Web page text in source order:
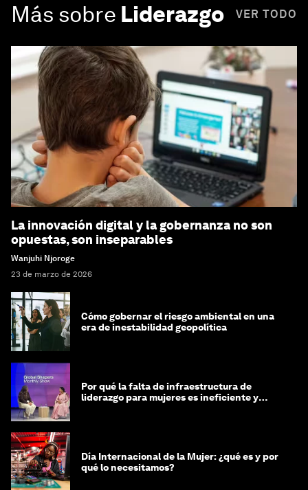
Más sobre Liderazgo VER TODO
La innovación digital y la gobernanza no son
opuestas, son inseparables
Wanjuhi Njoroge
23 de marzo de 2026
Cómo gobernar el riesgo ambiental en una
era de inestabilidad geopolítica
Por qué la falta de infraestructura de
liderazgo para mujeres es ineficiente y
Día Internacional de la Mujer: ¿qué es y por
qué lo necesitamos?